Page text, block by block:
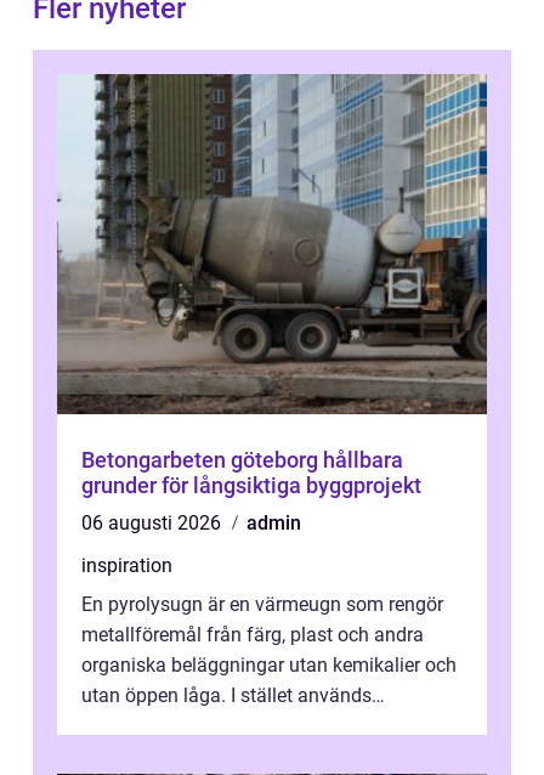
Fler nyheter
Betongarbeten göteborg hållbara
grunder för långsiktiga byggprojekt
06 augusti 2026
admin
inspiration
En pyrolysugn är en värmeugn som rengör
metallföremål från färg, plast och andra
organiska beläggningar utan kemikalier och
utan öppen låga. I stället används